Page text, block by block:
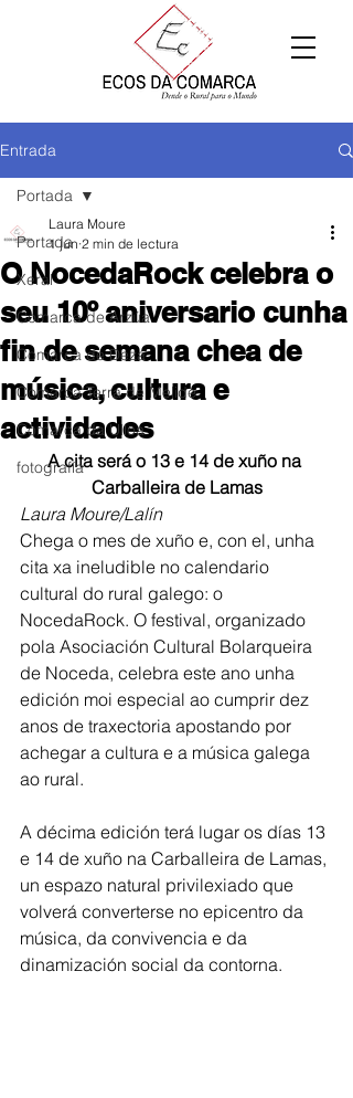
Entrada
Portada
Xeral
Comarca de Arzúa
Comarca de Deza
Comarca Terra de Melide
Comarca da Ulloa
fotografía
Portada
O NocedaRock celebra o
seu 10º aniversario cunha
fin de semana chea de
música, cultura e
actividades
Laura Moure
1 jun 2 min de lectura
A cita será o 13 e 14 de xuño na
Carballeira de Lamas
Laura Moure/Lalín
Chega o mes de xuño e, con el, unha
cita xa ineludible no calendario
cultural do rural galego: o
NocedaRock. O festival, organizado
pola Asociación Cultural Bolarqueira
de Noceda, celebra este ano unha
edición moi especial ao cumprir dez
anos de traxectoria apostando por
achegar a cultura e a música galega
ao rural.
A décima edición terá lugar os días 13
e 14 de xuño na Carballeira de Lamas,
un espazo natural privilexiado que
volverá converterse no epicentro da
música, da convivencia e da
dinamización social da contorna.